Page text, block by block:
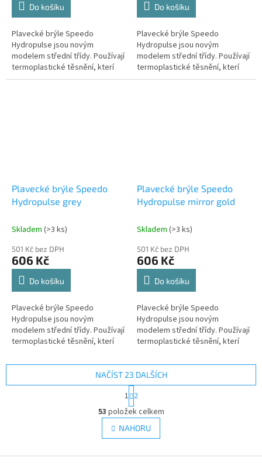
Do košíku
Plavecké brýle Speedo
Hydropulse jsou novým
modelem střední třídy. Používají
termoplastické těsnění, kterí
perfektně přilne a kopíruje tvar
Do košíku
Plavecké brýle Speedo
Hydropulse jsou novým
modelem střední třídy. Používají
termoplastické těsnění, kterí
perfektně přilne a kopíruje tvar
Plavecké brýle Speedo
Hydropulse grey
Skladem (>3 ks)
501 Kč bez DPH
606 Kč
Do košíku
Plavecké brýle Speedo
Hydropulse jsou novým
modelem střední třídy. Používají
termoplastické těsnění, kterí
obličeje, s minimálním...
Plavecké brýle Speedo
Hydropulse mirror gold
Skladem (>3 ks)
501 Kč bez DPH
606 Kč
Do košíku
Plavecké brýle Speedo
Hydropulse jsou novým
modelem střední třídy. Používají
termoplastické těsnění, kterí
obličeje, s minimálním...
O
v
l
á
NAČÍST 23 DALŠÍCH
S
t
r
á
n
k
v
1 2
53 položek celkem
NAHORU